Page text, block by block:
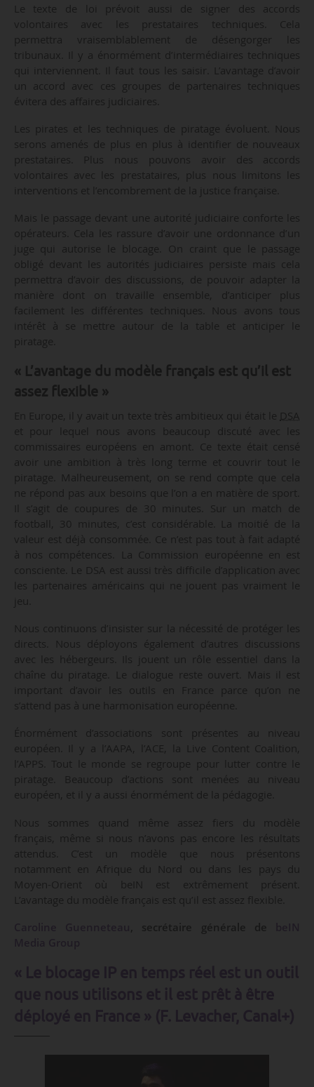
Le texte de loi prévoit aussi de signer des accords
volontaires avec les prestataires techniques. Cela
permettra vraisemblablement de désengorger les
tribunaux. Il y a énormément d’intermédiaires techniques
qui interviennent. Il faut tous les saisir. L’avantage d’avoir
un accord avec ces groupes de partenaires techniques
évitera des affaires judiciaires.
Les pirates et les techniques de piratage évoluent. Nous
serons amenés de plus en plus à identifier de nouveaux
prestataires. Plus nous pouvons avoir des accords
volontaires avec les prestataires, plus nous limitons les
interventions et l’encombrement de la justice française.
Mais le passage devant une autorité judiciaire conforte les
opérateurs. Cela les rassure d’avoir une ordonnance d’un
juge qui autorise le blocage. On craint que le passage
obligé devant les autorités judiciaires persiste mais cela
permettra d’avoir des discussions, de pouvoir adapter la
manière dont on travaille ensemble, d’anticiper plus
facilement les différentes techniques. Nous avons tous
intérêt à se mettre autour de la table et anticiper le
piratage.
« L’avantage du modèle français est qu’il est
assez flexible »
En Europe, il y avait un texte très ambitieux qui était le DSA
et pour lequel nous avons beaucoup discuté avec les
commissaires européens en amont. Ce texte était censé
avoir une ambition à très long terme et couvrir tout le
piratage. Malheureusement, on se rend compte que cela
ne répond pas aux besoins que l’on a en matière de sport.
Il s’agit de coupures de 30 minutes. Sur un match de
football, 30 minutes, c’est considérable. La moitié de la
valeur est déjà consommée. Ce n’est pas tout à fait adapté
à nos compétences. La Commission européenne en est
consciente. Le DSA est aussi très difficile d’application avec
les partenaires américains qui ne jouent pas vraiment le
jeu.
Nous continuons d’insister sur la nécessité de protéger les
directs. Nous déployons également d’autres discussions
avec les hébergeurs. Ils jouent un rôle essentiel dans la
chaîne du piratage. Le dialogue reste ouvert. Mais il est
important d’avoir les outils en France parce qu’on ne
s’attend pas à une harmonisation européenne.
Énormément d’associations sont présentes au niveau
européen. Il y a l’AAPA, l’ACE, la Live Content Coalition,
l’APPS. Tout le monde se regroupe pour lutter contre le
piratage. Beaucoup d’actions sont menées au niveau
européen, et il y a aussi énormément de la pédagogie.
Nous sommes quand même assez fiers du modèle
français, même si nous n’avons pas encore les résultats
attendus. C’est un modèle que nous présentons
notamment en Afrique du Nord ou dans les pays du
Moyen-Orient où beIN est extrêmement présent.
L’avantage du modèle français est qu’il est assez flexible.
, secrétaire générale de